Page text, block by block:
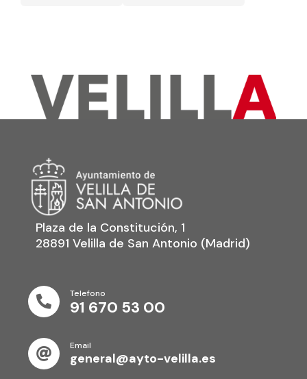
Plaza de la Constitución, 1
28891 Velilla de San Antonio (Madrid)

Telefono
91 670 53 00

Email
general@ayto-velilla.es